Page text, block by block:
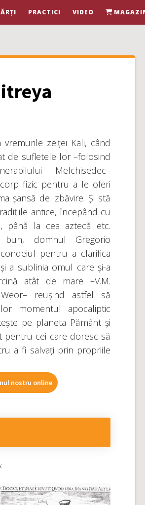
PRACTICI VIDEO
zeiței Kali, când
de sufletele lor –folosind
Melchisedec–
fizic pentru a le oferi
șansă de izbăvire. Și stă
antice, începând cu
până la cea aztecă etc.
domnul Gregorio
pentru a clarifica
a sublinia omul care și-a
atât de mare –V.M.
reușind astfel să
momentul apocaliptic
pe planeta Pământ și
pentru cei care doresc să
a fi salvați prin propriile
nostru online